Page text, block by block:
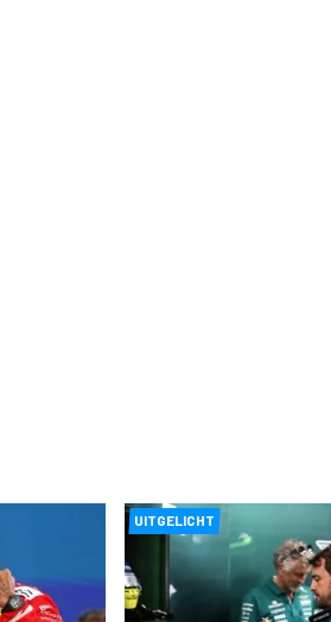
UITGELICHT